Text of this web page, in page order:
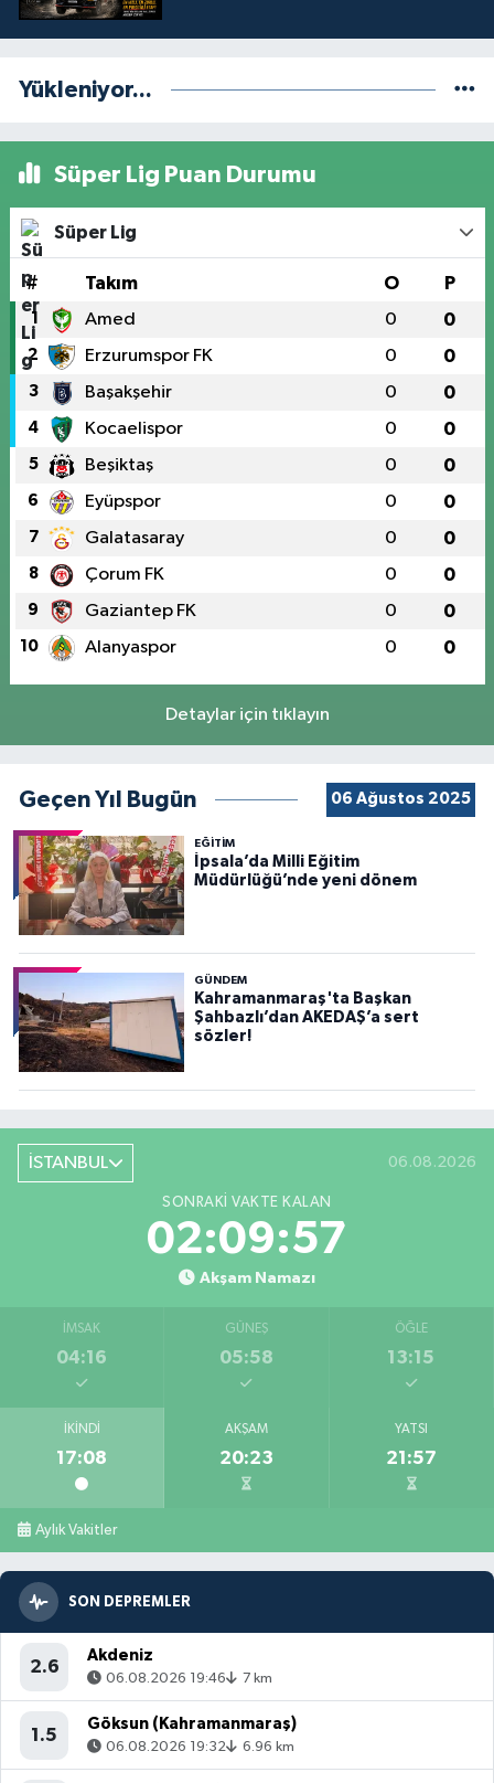
Yükleniyor...
Süper Lig Puan Durumu
Süper Lig
# Takım O P
1 Amed 0 0
2 Erzurumspor FK 0 0
3 Başakşehir 0 0
4 Kocaelispor 0 0
5 Beşiktaş 0 0
6 Eyüpspor 0 0
7 Galatasaray 0 0
8 Çorum FK 0 0
9 Gaziantep FK 0 0
10 Alanyaspor 0 0
Detaylar için tıklayın
Geçen Yıl Bugün 06 Ağustos 2025
EĞİTİM
İpsala’da Milli Eğitim
Müdürlüğü’nde yeni dönem
GÜNDEM
Kahramanmaraş'ta Başkan
Şahbazlı’dan AKEDAŞ’a sert
sözler!
İSTANBUL 06.08.2026
SONRAKI VAKTE KALAN
02:09:55
Akşam Namazı
İMSAK
04:16
GÜNEŞ
05:58
ÖĞLE
13:15
İKINDI
17:08
AKŞAM
20:23
YATSI
21:57
Aylık Vakitler
SON DEPREMLER
2.6
Akdeniz
06.08.2026 19:46 7 km
1.5
Göksun (Kahramanmaraş)
06.08.2026 19:32 6.96 km